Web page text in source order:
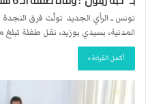
تونس ــ الرأي الجديد تولّت فرق النجدة
المدنية، بسيدي بوزيد، نقل طفلة
أكمل القراءة »